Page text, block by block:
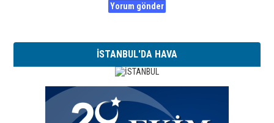
İSTANBUL'DA HAVA